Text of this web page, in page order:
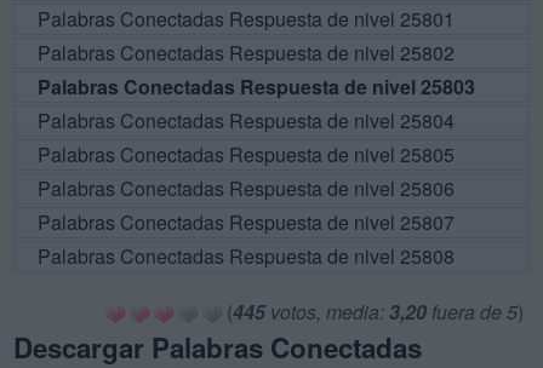
Palabras Conectadas Respuesta de nivel 25801
Palabras Conectadas Respuesta de nivel 25802
Palabras Conectadas Respuesta de nivel 25803
Palabras Conectadas Respuesta de nivel 25804
Palabras Conectadas Respuesta de nivel 25805
Palabras Conectadas Respuesta de nivel 25806
Palabras Conectadas Respuesta de nivel 25807
Palabras Conectadas Respuesta de nivel 25808
(445votos, media: 3,20 fuera de 5)
Descargar Palabras Conectadas